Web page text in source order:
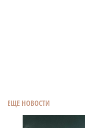
ЕЩЕ НОВОСТИ